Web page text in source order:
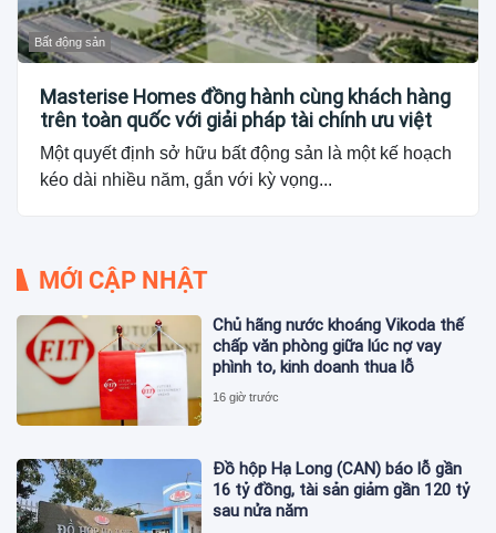
Bất động sản
Masterise Homes đồng hành cùng khách hàng
trên toàn quốc với giải pháp tài chính ưu việt
Một quyết định sở hữu bất động sản là một kế hoạch
kéo dài nhiều năm, gắn với kỳ vọng...
MỚI CẬP NHẬT
Chủ hãng nước khoáng Vikoda thế
chấp văn phòng giữa lúc nợ vay
phình to, kinh doanh thua lỗ
16 giờ trước
Đồ hộp Hạ Long (CAN) báo lỗ gần
16 tỷ đồng, tài sản giảm gần 120 tỷ
sau nửa năm